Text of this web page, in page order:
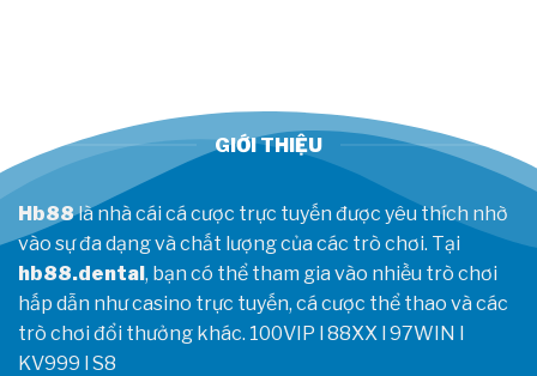
trước
CKTG
2026
GIỚI THIỆU
Hb88là nhà cái cá cược trực tuyến được yêu thích nhờ
vào sự đa dạng và chất lượng của các trò chơi. Tại
hb88.dental, bạn có thể tham gia vào nhiều trò chơi
hấp dẫn như casino trực tuyến, cá cược thể thao và các
trò chơi đổi thưởng khác. 100VIP l 88XX l 97WIN l
KV999 l S8